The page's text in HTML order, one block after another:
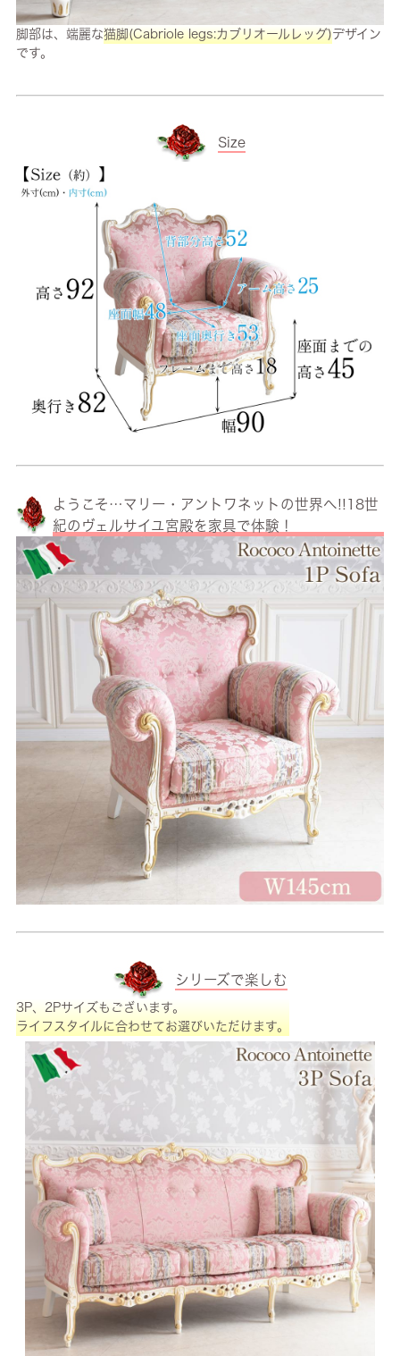
脚部は、端麗な猫脚(Cabriole legs:カブリオールレッグ)デザイン
です。
Size
ようこそ…マリー・アントワネットの世界へ!!18世
紀のヴェルサイユ宮殿を家具で体験！
シリーズで楽しむ
3P、2Pサイズもございます。
ライフスタイルに合わせてお選びいただけます。